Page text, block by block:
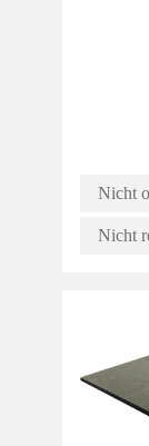
Nicht
Nicht